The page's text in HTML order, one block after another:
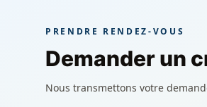
PRENDRE RENDEZ-VOUS
Demander un
Nous transmettons votre